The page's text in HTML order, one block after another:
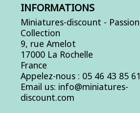
INFORMATIONS
Miniatures-discount - Passion
Collection
9, rue Amelot
17000 La Rochelle
France
Appelez-nous : 05 46 43 85 61
Email us: info@miniatures-
discount.com